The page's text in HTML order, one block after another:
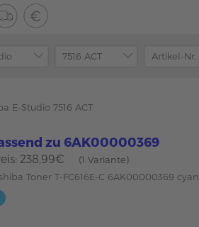
E-Studio 7516 ACT
zu 6AK00000369
238,99€
(1 Variante)
Toner T-FC616E-C 6AK00000369 cyan